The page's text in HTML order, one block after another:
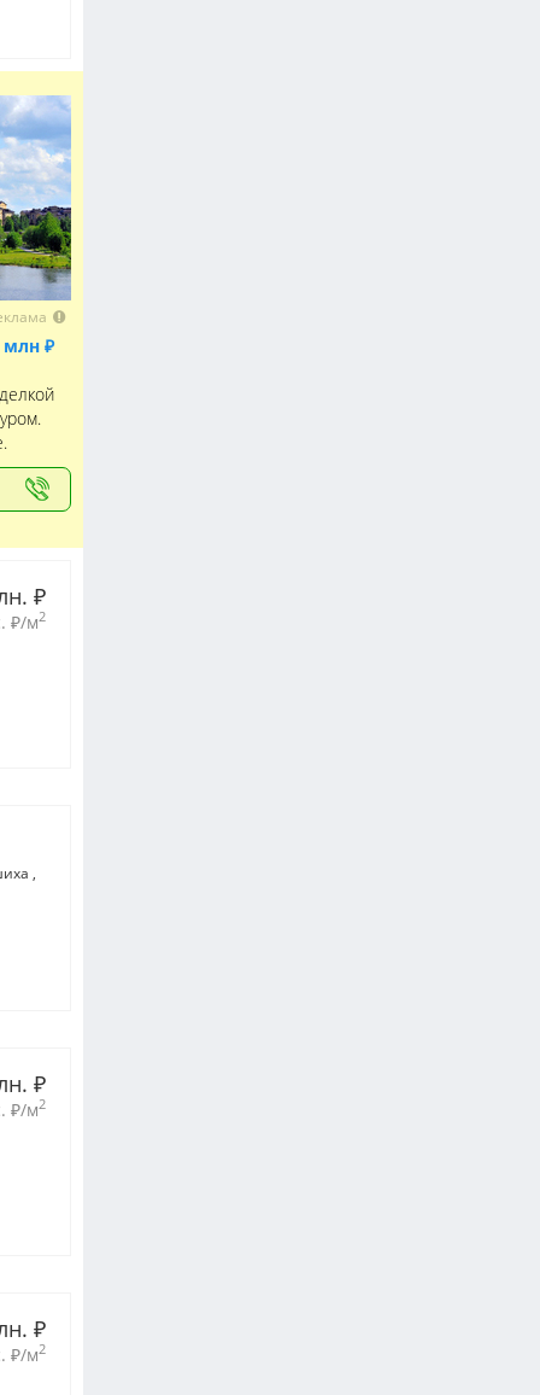
млн ₽
₽
₽/м2
₽
₽/м2
₽
₽/м2